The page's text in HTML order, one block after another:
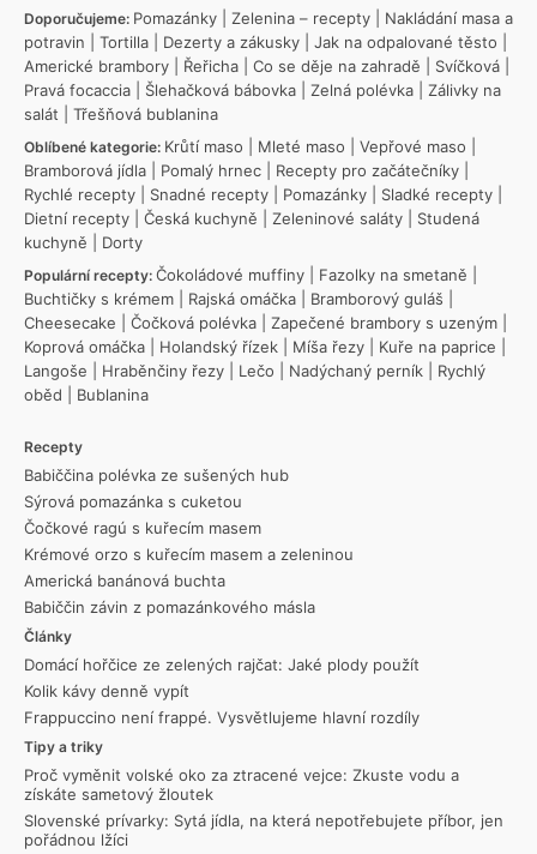
Doporučujeme: Pomazánky Zelenina – recepty
Nakládání masa a
potravin
Tortilla Dezerty a zákusky Jak na odpalované těsto
Americké brambory
Řeřicha Co se děje na zahradě Svíčková
Pravá focaccia
Šlehačková bábovka Zelná polévka
Zálivky na
salát
Třešňová bublanina
Oblíbené kategorie: Krůtí maso Mleté maso Vepřové maso
Bramborová jídla
Pomalý hrnec Recepty pro začátečníky
Rychlé recepty
Snadné recepty Pomazánky Sladké recepty
Dietní recepty
Česká kuchyně Zeleninové saláty
Studená
kuchyně
Dorty
Populární recepty: Čokoládové muffiny Fazolky na smetaně
Buchtičky s krémem
Rajská omáčka Bramborový guláš
Cheesecake
Čočková polévka Zapečené brambory s uzeným
Koprová omáčka
Holandský řízek Míša řezy Kuře na paprice
Langoše
Hraběnčiny řezy Lečo Nadýchaný perník
Rychlý
oběd
Bublanina
Recepty
Babiččina polévka ze sušených hub
Sýrová pomazánka s cuketou
Čočkové ragú s kuřecím masem
Krémové orzo s kuřecím masem a zeleninou
Americká banánová buchta
Babiččin závin z pomazánkového másla
Články
Domácí hořčice ze zelených rajčat: Jaké plody použít
Kolik kávy denně vypít
Frappuccino není frappé. Vysvětlujeme hlavní rozdíly
Tipy a triky
Proč vyměnit volské oko za ztracené vejce: Zkuste vodu a
získáte sametový žloutek
Slovenské prívarky: Sytá jídla, na která nepotřebujete příbor, jen
pořádnou lžíci